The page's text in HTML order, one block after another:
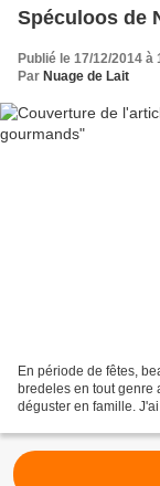
Spéculoos de
Publié le 17/12/2014 à
Par Nuage de Lait
En période de fêtes,
bredeles en tout genre
déguster en famille.